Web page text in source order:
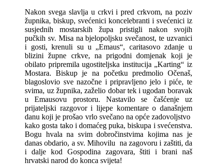
Nakon svega slavlja u crkvi i pred crkvom, na poziv
župnika, biskup, svećenici koncelebranti i svećenici iz
susjednih mostarskih župa pristigli nakon svojih
pučkih sv. Misa na bjelopoljsku svečanost, te uzvanici
i gosti, krenuli su u „Emaus“, caritasovo zdanje u
blizini župne crkve, na prigodni domjenak koji je
obilato pripremila ugostiteljska institucija „Karting“ iz
Mostara. Biskup je na početku predmolio Očenaš,
blagoslovio sve nazočne i pripravljeno jelo i piće, te
svima, uz župnika, zaželio dobar tek i ugodan boravak
u Emausovu prostoru. Nastavilo se čašćenje uz
prijateljski razgovor i lijepe komentare o današnjem
danu koji je prošao vrlo svečano na opće zadovoljstvo
kako gosta tako i domaćeg puka, biskupa i svećenstva.
Bogu hvala na svim dobročinstvima kojima nas je
danas obdario, a sv. Mihovilu na zagovoru i zaštiti, da
i dalje kod Gospodina zagovara, štiti i brani naš
hrvatski narod do konca svijeta!